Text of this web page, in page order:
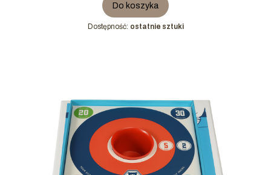
Do koszyka
Dostępność: ostatnie sztuki